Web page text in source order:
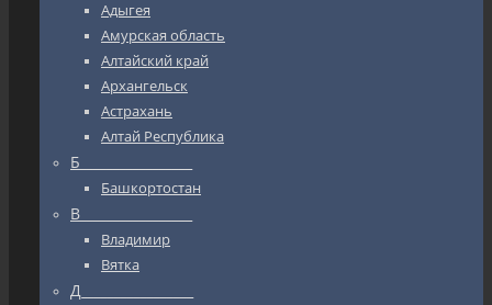
Адыгея
Амурская область
Алтайский край
Архангельск
Астрахань
Алтай Республика
Б_________________
Башкортостан
В_________________
Владимир
Вятка
Д_________________